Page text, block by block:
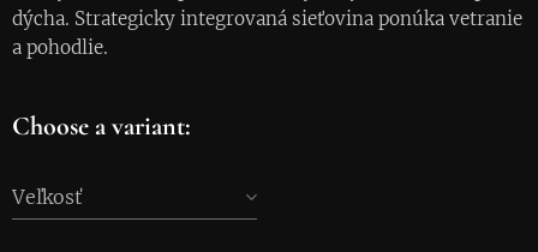
dýcha. Strategicky integrovaná sieťovina ponúka vetranie
a pohodlie.
Choose a variant:
Veľkosť